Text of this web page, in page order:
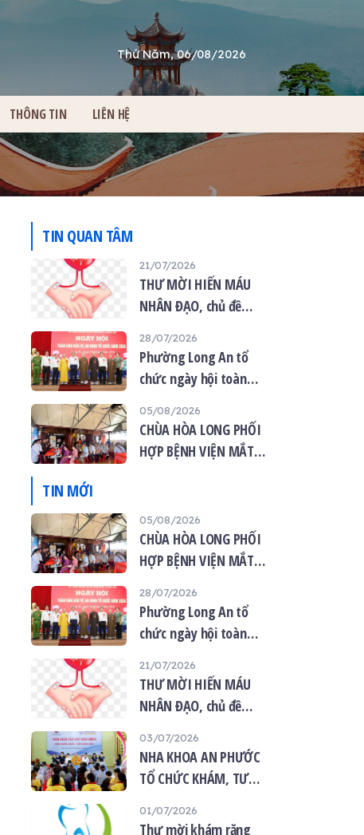
Thứ Năm, 06/08/2026
THÔNG TIN LIÊN HỆ
TIN QUAN TÂM
21/07/2026
THƯ MỜI HIẾN MÁU
NHÂN ĐẠO, chủ đề
mùa Vu lan”
28/07/2026
Phường Long An tổ
chức ngày hội toàn
quốc năm 2026
05/08/2026
CHÙA HÒA LONG PHỐI
HỢP BỆNH VIỆN MẮT
NGƯỜI DÂN
TIN MỚI
05/08/2026
CHÙA HÒA LONG PHỐI
HỢP BỆNH VIỆN MẮT
MẮT MIỄN PHÍ CHO 120
NGƯỜI DÂN
28/07/2026
Phường Long An tổ
chức ngày hội toàn
quốc năm 2026
21/07/2026
THƯ MỜI HIẾN MÁU
NHÂN ĐẠO, chủ đề
mùa Vu lan”
03/07/2026
NHA KHOA AN PHƯỚC
TỔ CHỨC KHÁM, TƯ
MIỆNG MIỄN PHÍ TẠI
01/07/2026
Thư mời khám răng